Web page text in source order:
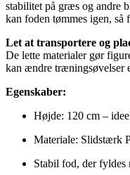
stabilitet på græs og andre
kan foden tømmes igen, så
Let at transportere og
De lette materialer gør
kan ændre træningsøvelser
Egenskaber:
Højde: 120 cm –
Materiale: Slidstærk
Stabil fod, der fyldes